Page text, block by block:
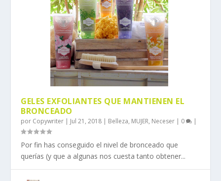
GELES EXFOLIANTES QUE MANTIENEN EL
BRONCEADO
por Copywriter | Jul 21, 2018 | Belleza, MUJER, Neceser | 0 |
Por fin has conseguido el nivel de bronceado que
querías (y que a algunas nos cuesta tanto obtener...